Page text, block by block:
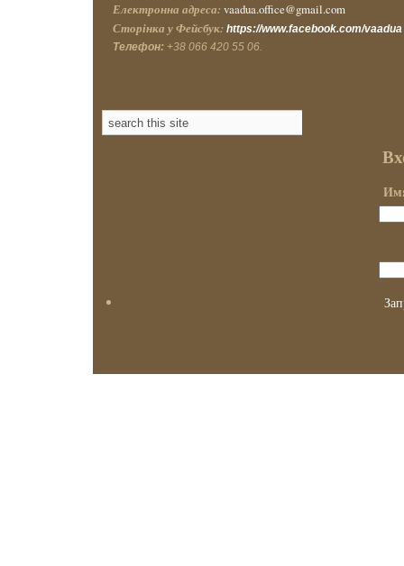
Електронна адреса: vaadua.office@gmail.com
Сторінка у Фейсбук: https://www.facebook.com/vaadua
Телефон: +38 066 420 55 06.